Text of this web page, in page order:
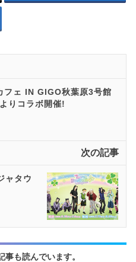
フェ IN GIGO秋葉原3号館
りコラボ開催!
次の記事
ャタウ
も読んでいます。